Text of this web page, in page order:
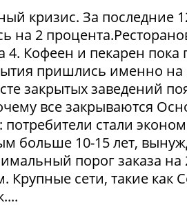
кризис. За последние
на 2
Кофеен и пекарен пока
пришлись именно
закрытых заведений
все закрываются
стали
больше 10-15 лет,
порог заказа на
сети, такие как